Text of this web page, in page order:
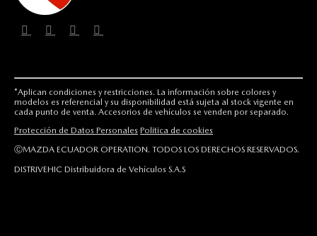
*Aplican condiciones y restricciones. La información sobre colores y
modelos es referencial y su disponibilidad está sujeta al stock vigente en
cada punto de venta. Accesorios de vehículos se venden por separado.
Protección de Datos Personales Politica de cookies
ⒸMAZDA ECUADOR OPERATION. TODOS LOS DERECHOS RESERVADOS.
DISTRIVEHIC Distribuidora de Vehículos S.A.S